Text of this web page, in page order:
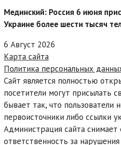
Мединский: Россия 6 июня
Украине более шести тысяч
6 Август 2026
Карта сайта
Политика персональных
Сайт является полностью
посетители могут присылать
бывает так, что пользователи
первоисточники либо ссылки
Администрация сайта снимает
ответственность за